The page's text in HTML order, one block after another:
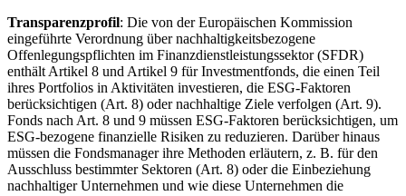
Transparenzprofil: Die von der Europäischen Kommission
eingeführte Verordnung über nachhaltigkeitsbezogene
Offenlegungspflichten im Finanzdienstleistungssektor (SFDR)
enthält Artikel 8 und Artikel 9 für Investmentfonds, die einen Teil
ihres Portfolios in Aktivitäten investieren, die ESG-Faktoren
berücksichtigen (Art. 8) oder nachhaltige Ziele verfolgen (Art. 9).
Fonds nach Art. 8 und 9 müssen ESG-Faktoren berücksichtigen, um
ESG-bezogene finanzielle Risiken zu reduzieren. Darüber hinaus
müssen die Fondsmanager ihre Methoden erläutern, z. B. für den
Ausschluss bestimmter Sektoren (Art. 8) oder die Einbeziehung
nachhaltiger Unternehmen und wie diese Unternehmen die